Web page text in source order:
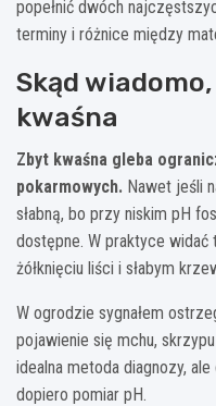
popełnić dwóch
terminy i różnice między
Skąd
kwaśna
Zbyt kwaśna gleba
pokarmowych. Nawet jeśli
słabną, bo przy niskim pH
dostępne. W praktyce widać
żółknięciu liści i słabym
W ogrodzie sygnałem
pojawienie się mchu,
idealna metoda diagnozy,
dopiero pomiar pH.